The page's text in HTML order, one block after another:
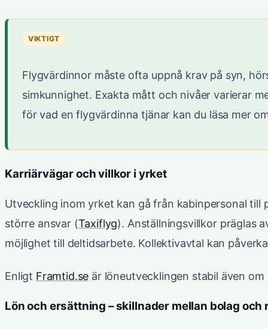
VIKTIGT
Flygvärdinnor måste ofta uppnå krav på syn,
simkunnighet. Exakta mått och nivåer varierar
för vad en flygvärdinna tjänar kan du läsa mer
Karriärvägar och villkor i yrket
Utveckling inom yrket kan gå från kabinpersonal
större ansvar (Taxiflyg). Anställningsvillkor präglas
möjlighet till deltidsarbete. Kollektivavtal kan
Enligt Framtid.se är löneutvecklingen stabil även
Lön och ersättning – skillnader mellan bolag och